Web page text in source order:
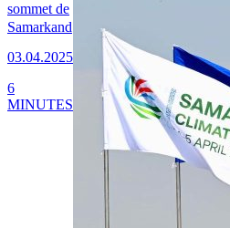
sommet de
Samarkand
03.04.2025
6
MINUTES